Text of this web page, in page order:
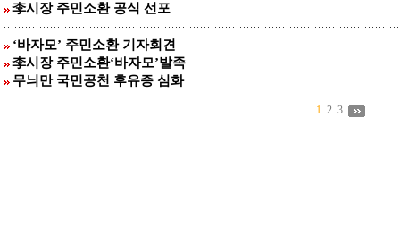
李시장 주민소환 공식 선포
‘바자모’ 주민소환 기자회견
李시장 주민소환‘바자모’발족
무늬만 국민공천 후유증 심화
1 2 3